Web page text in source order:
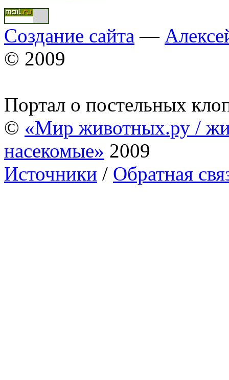
Создание сайта —
© 2009
Портал о постельных
© «Мир животных.ру /
насекомые» 2009
Источники / Обратная